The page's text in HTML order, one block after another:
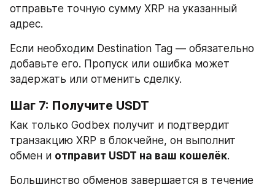
отправьте точную сумму XRP на указанный
адрес.
Если необходим Destination Tag — обязательно
добавьте его. Пропуск или ошибка может
задержать или отменить сделку.
Шаг 7: Получите USDT
Как только Godbex получит и подтвердит
транзакцию XRP в блокчейне, он выполнит
обмен и отправит USDT на ваш кошелёк.